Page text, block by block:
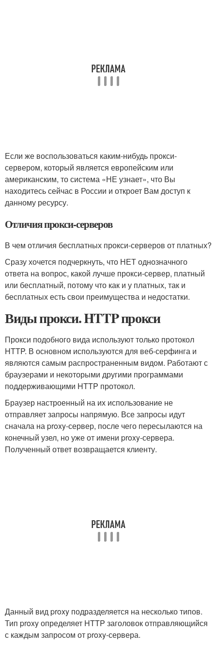
Если же воспользоваться каким-нибудь прокси-
сервером, который является европейским или
американским, то система «НЕ узнает», что Вы
находитесь сейчас в России и откроет Вам доступ к
данному ресурсу.
Отличия прокси-серверов
В чем отличия бесплатных прокси-серверов от платных?
Сразу хочется подчеркнуть, что НЕТ однозначного
ответа на вопрос, какой лучше прокси-сервер, платный
или бесплатный, потому что как и у платных, так и
бесплатных есть свои преимущества и недостатки.
Виды прокси. HTTP прокси
Прокси подобного вида используют только протокол
HTTP. В основном используются для веб-серфинга и
являются самым распространенным видом. Работают с
браузерами и некоторыми другими программами
поддерживающими HTTP протокол.
Браузер настроенный на их использование не
отправляет запросы напрямую. Все запросы идут
сначала на proxy-сервер, после чего пересылаются на
конечный узел, но уже от имени proxy-сервера.
Полученный ответ возвращается клиенту.
Данный вид proxy подразделяется на несколько типов.
Тип proxy определяет HTTP заголовок отправляющийся
с каждым запросом от proxy-сервера.